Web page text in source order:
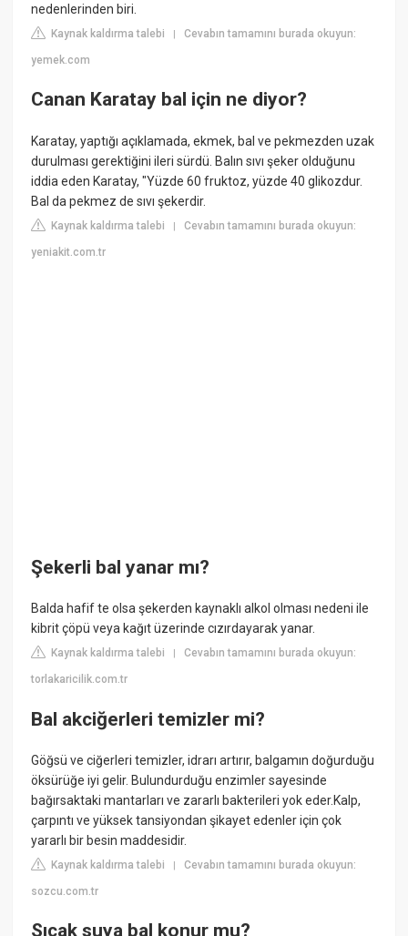
nedenlerinden biri.
Kaynak kaldırma talebi |Cevabın tamamını burada okuyun:
yemek.com
Canan Karatay bal için ne diyor?
Karatay, yaptığı açıklamada, ekmek, bal ve pekmezden uzak
durulması gerektiğini ileri sürdü. Balın sıvı şeker olduğunu
iddia eden Karatay, "Yüzde 60 fruktoz, yüzde 40 glikozdur.
Bal da pekmez de sıvı şekerdir.
Kaynak kaldırma talebi |Cevabın tamamını burada okuyun:
yeniakit.com.tr
Şekerli bal yanar mı?
Balda hafif te olsa şekerden kaynaklı alkol olması nedeni ile
kibrit çöpü veya kağıt üzerinde cızırdayarak yanar.
Kaynak kaldırma talebi |Cevabın tamamını burada okuyun:
torlakaricilik.com.tr
Bal akciğerleri temizler mi?
Göğsü ve ciğerleri temizler, idrarı artırır, balgamın doğurduğu
öksürüğe iyi gelir. Bulundurduğu enzimler sayesinde
bağırsaktaki mantarları ve zararlı bakterileri yok eder.Kalp,
çarpıntı ve yüksek tansiyondan şikayet edenler için çok
yararlı bir besin maddesidir.
Kaynak kaldırma talebi |Cevabın tamamını burada okuyun:
sozcu.com.tr
Sıcak suya bal konur mu?